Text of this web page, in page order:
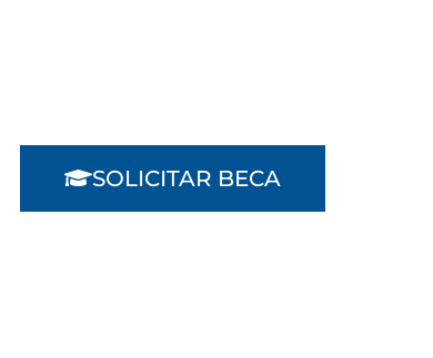
SOLICITAR BECA